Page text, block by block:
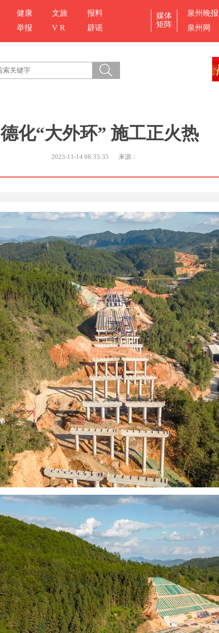
健康 文旅
报料
举报 V R 辟谣
媒体
矩阵
泉州晚报
泉州网
德化“大外环” 施工正火热
2023-11-14 08:35:35 来源：